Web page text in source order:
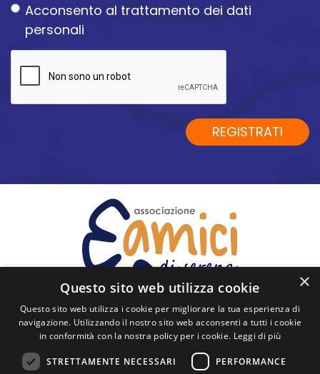
*
Acconsento al trattamento dei dati
personali
Acconsento
trattamento
dei
dati
personali
REGISTRATI
SEGUICI
×
Questo sito web utilizza cookie
Questo sito web utilizza i cookie per migliorare la tua esperienza di
navigazione. Utilizzando il nostro sito web acconsenti a tutti i cookie
in conformità con la nostra policy per i cookie. Leggi di più
STRETTAMENTE NECESSARI PERFORMANCE